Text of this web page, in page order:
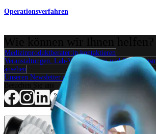
Operationsverfahren
Medizinproduktberater:in kontaktieren
Veranstaltungen, Lab-Vorführungen und
ansehen
Unseren Newsletter abonnieren
Operationsverfahren